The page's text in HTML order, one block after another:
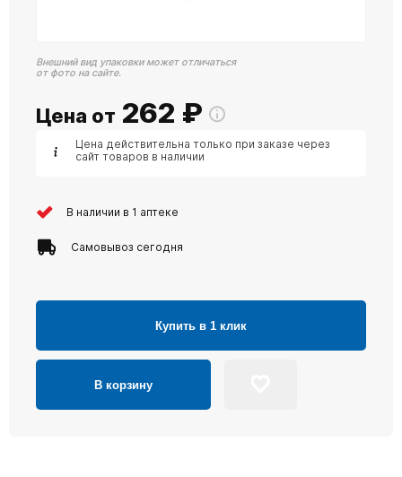
Внешний вид упаковки может отличаться
от фото на сайте.
Цена от 262 ₽
Цена действительна только при заказе через
сайт товаров в наличии
В наличии в 1 аптеке
Самовывоз сегодня
Купить в 1 клик
В корзину